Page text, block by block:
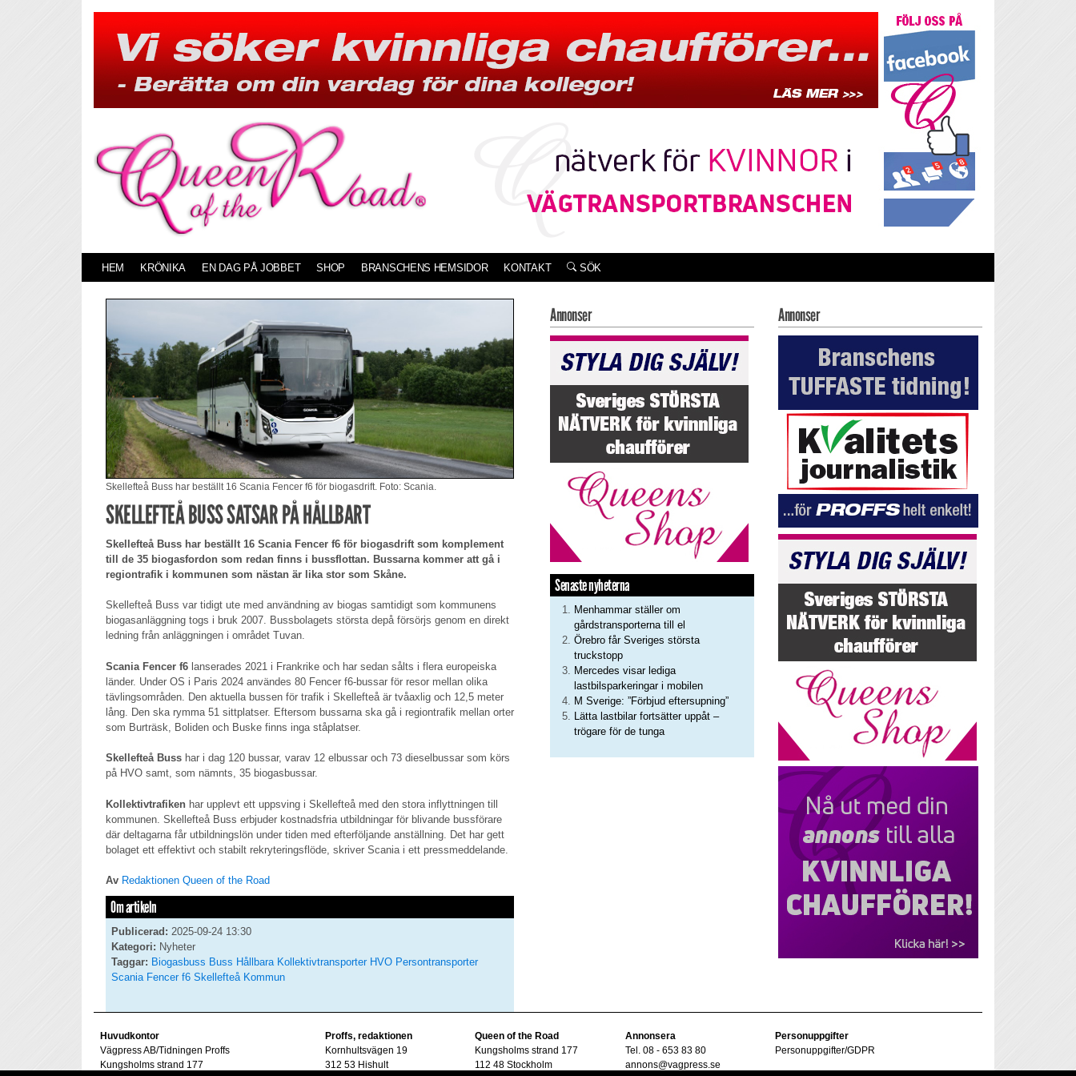
HEM KRÖNIKA EN DAG PÅ JOBBET SHOP BRANSCHENS HEMSIDOR KONTAKT SÖK
Skellefteå Buss har beställt 16 Scania Fencer f6 för biogasdrift. Foto: Scania.
SKELLEFTEÅ BUSS SATSAR PÅ HÅLLBART
Skellefteå Buss har beställt 16 Scania Fencer f6 för biogasdrift som komplement
till de 35 biogasfordon som redan finns i bussflottan. Bussarna kommer att gå i
regiontrafik i kommunen som nästan är lika stor som Skåne.
Skellefteå Buss var tidigt ute med användning av biogas samtidigt som kommunens
biogasanläggning togs i bruk 2007. Bussbolagets största depå försörjs genom en direkt
ledning från anläggningen i området Tuvan.
Scania Fencer f6 lanserades 2021 i Frankrike och har sedan sålts i flera europeiska
länder. Under OS i Paris 2024 användes 80 Fencer f6-bussar för resor mellan olika
tävlingsområden. Den aktuella bussen för trafik i Skellefteå är tvåaxlig och 12,5 meter
lång. Den ska rymma 51 sittplatser. Eftersom bussarna ska gå i regiontrafik mellan orter
som Burträsk, Boliden och Buske finns inga ståplatser.
Skellefteå Buss har i dag 120 bussar, varav 12 elbussar och 73 dieselbussar som körs
på HVO samt, som nämnts, 35 biogasbussar.
Kollektivtrafiken har upplevt ett uppsving i Skellefteå med den stora inflyttningen till
kommunen. Skellefteå Buss erbjuder kostnadsfria utbildningar för blivande bussförare
där deltagarna får utbildningslön under tiden med efterföljande anställning. Det har gett
bolaget ett effektivt och stabilt rekryteringsflöde, skriver Scania i ett pressmeddelande.
Av Redaktionen Queen of the Road
Om artikeln
Publicerad: 2025-09-24 13:30
Kategori: Nyheter
Taggar: Biogasbuss Buss Hållbara Kollektivtransporter HVO Persontransporter
Scania Fencer f6 Skellefteå Kommun
Annonser
Senaste nyheterna
Menhammar ställer om
gårdstransporterna till el
Örebro får Sveriges största
truckstopp
Mercedes visar lediga
lastbilsparkeringar i mobilen
M Sverige: ”Förbjud eftersupning”
Lätta lastbilar fortsätter uppåt –
trögare för de tunga
Annonser
Huvudkontor
Vägpress AB/Tidningen Proffs
Kungsholms strand 177
Proffs, redaktionen
Kornhultsvägen 19
312 53 Hishult
Queen of the Road
Kungsholms strand 177
112 48 Stockholm
Annonsera
Tel. 08 - 653 83 80
annons@vagpress.se
Personuppgifter
Personuppgifter/GDPR